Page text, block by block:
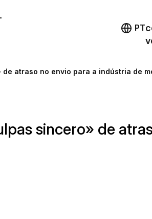
PT
atraso no envio para a indústria de
sincero» de